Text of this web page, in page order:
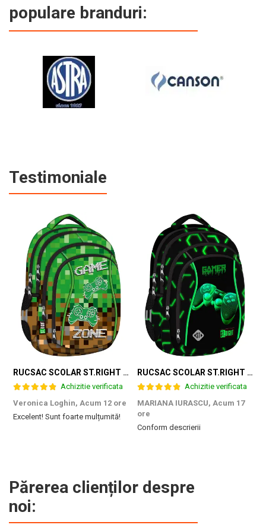
populare branduri:
Testimoniale
RUCSAC SCOLAR ST.RIGHT 4 COMPARTIMENTE BP-04 GAME ZONE 698187
Achizitie verificata
Veronica Loghin, Acum 12 ore
Excelent! Sunt foarte mulțumită!
RUCSAC SCOLAR ST.RIGHT 4 COMPARTIMENTE BP-04 GREEN LEVEL 301339
Achizitie verificata
MARIANA IURASCU, Acum 17
ore
Conform descrierii
Părerea clienților despre
noi: